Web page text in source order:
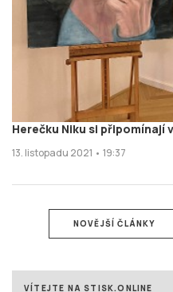
Herečku Niku si
13. listopadu 2021 • 19:37
NOVĚJŠÍ ČLÁNKY
VÍTEJTE NA STISK.ONLINE